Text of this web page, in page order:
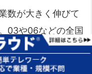
数が大きく伸びて
03や06などの全国
イヤル（0120・
利用中の電話番号